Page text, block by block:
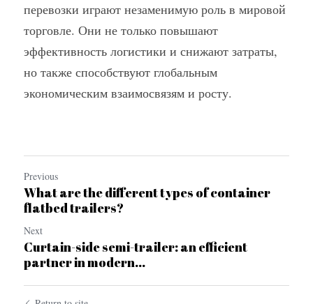
перевозки играют незаменимую роль в мировой
торговле. Они не только повышают
эффективность логистики и снижают затраты,
но также способствуют глобальным
экономическим взаимосвязям и росту.
Previous
What are the different types of container
flatbed trailers?
Next
Curtain-side semi-trailer: an efficient
partner in modern...